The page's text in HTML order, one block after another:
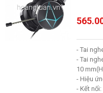
- Tai
- Tai
10
- Hiệu
- Kết